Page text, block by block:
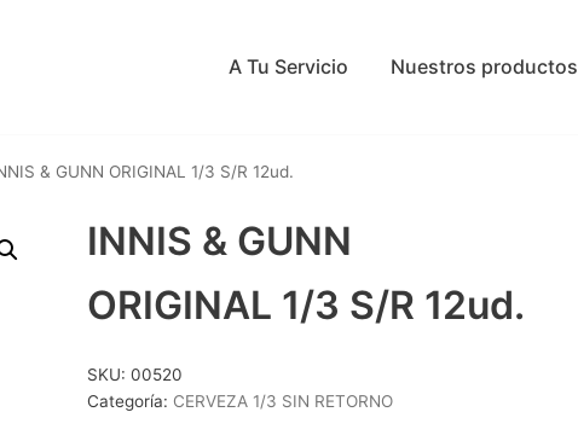
A Tu Servicio Nuestros productos
& GUNN ORIGINAL 1/3 S/R 12ud.
INNIS & GUNN
ORIGINAL 1/3 S/R 12ud.
SKU: 00520
Categoría: CERVEZA 1/3 SIN RETORNO